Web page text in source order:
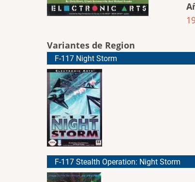
Variantes de Region
F-117 Night Storm
F-117 Stealth Operation: Night Storm